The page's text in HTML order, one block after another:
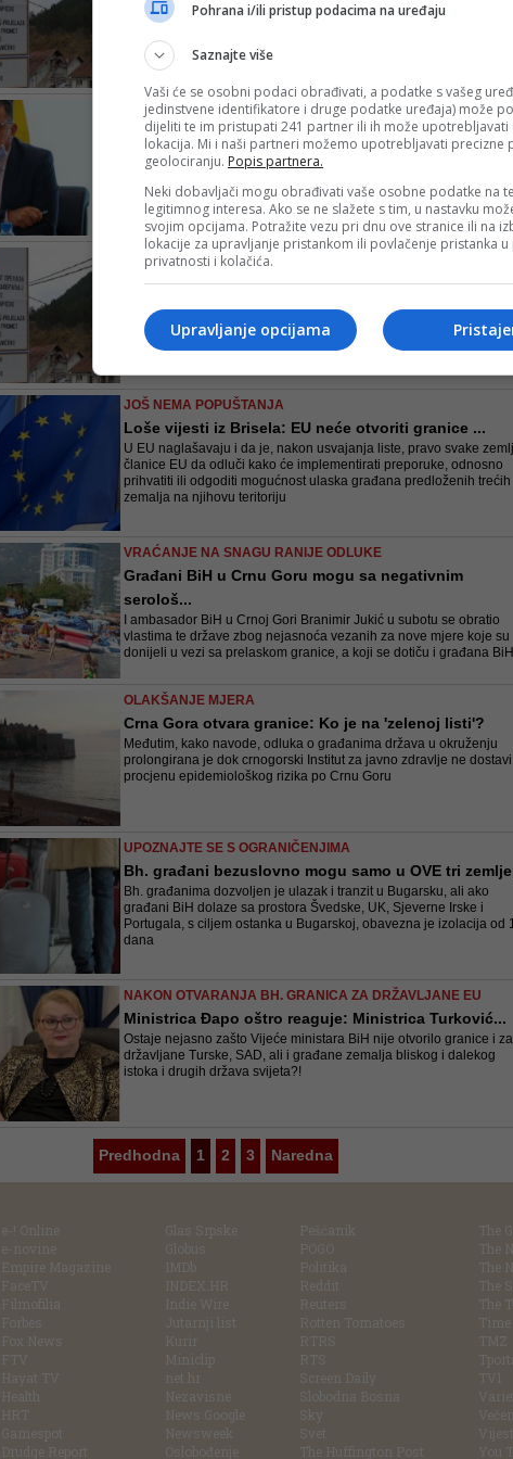
Stupanjem na snagu odluka Vijeća ministara, bit će normalizovan i
proces izdavanja viza
NAKON DANAŠNJEG SASTANKA
Tegeltija: Uskoro otvaranje granica za strance koj...
Naveo je i da je odlučeno da bude otvoren proces pregovora sa
MMF-om i da očekuju da misija te institucije u oktobru posjeti BiH
OTVARANJE
Državljani ove četiri zemlje još od aprila ne mogu...
dizanja rampe za državljane ovih zemalja u vrijeme pandemije
JOŠ NEMA POPUŠTANJA
Loše vijesti iz Brisela: EU neće otvoriti granice ...
U EU naglašavaju i da je, nakon usvajanja liste, pravo svake
članice EU da odluči kako će implementirati preporuke, odnosno
prihvatiti ili odgoditi mogućnost ulaska građana predloženih trećih
zemalja na njihovu teritoriju
VRAĆANJE NA SNAGU RANIJE ODLUKE
Građani BiH u Crnu Goru mogu sa negativnim
serološ...
I ambasador BiH u Crnoj Gori Branimir Jukić u subotu se obratio
vlastima te države zbog nejasnoća vezanih za nove mjere koje su
donijeli u vezi sa prelaskom granice, a koji se dotiču i građana BiH
OLAKŠANJE MJERA
Crna Gora otvara granice: Ko je na 'zelenoj listi'?
Međutim, kako navode, odluka o građanima država u okruženju
prolongirana je dok crnogorski Institut za javno zdravlje ne dostavi
procjenu epidemiološkog rizika po Crnu Goru
UPOZNAJTE SE S OGRANIČENJIMA
Bh. građani bezuslovno mogu samo u OVE tri
Bh. građanima dozvoljen je ulazak i tranzit u Bugarsku, ali ako
građani BiH dolaze sa prostora Švedske, UK, Sjeverne Irske i
Portugala, s ciljem ostanka u Bugarskoj, obavezna je izolacija od
dana
NAKON OTVARANJA BH. GRANICA ZA DRŽAVLJANE EU
Ministrica Đapo oštro reaguje: Ministrica Turković...
Ostaje nejasno zašto Vijeće ministara BiH nije otvorilo granice i za
državljane Turske, SAD, ali i građane zemalja bliskog i dalekog
istoka i drugih država svijeta?!
Predhodna 1 2 3 Naredna
e-! Online
e-novine
Empire Magazine
FaceTV
Filmofilia
Forbes
Fox News
FTV
Hayat TV
Health
HRT
Gamespot
Drudge Report
Glas Srpske
Globus
IMDb
INDEX.HR
Indie Wire
Jutarnji list
Kurir
Miniclip
net.hr
Nezavisne
News Google
Newsweek
Oslobođenje
Pešćanik
POGO
Politika
Reddit
Reuters
Rotten Tomatoes
RTRS
RTS
Screen Daily
Slobodna Bosna
Sky
Svet
The Huffington Post
The
The
The
The
The
Time
TMZ
TV1
You
Pohrana i/ili pristup podacima na uređaju
Saznajte više
Vaši će se osobni podaci obrađivati, a podatke s vašeg
jedinstvene identifikatore i druge podatke uređaja) može
dijeliti te im pristupati 241 partner ili ih može upotrebljavati
lokacija. Mi i naši partneri možemo upotrebljavati precizne
geolociranju. Popis partnera.
Neki dobavljači mogu obrađivati vaše osobne podatke na
legitimnog interesa. Ako se ne slažete s tim, u nastavku
svojim opcijama. Potražite vezu pri dnu ove stranice ili na
lokacije za upravljanje pristankom ili povlačenje pristanka u
privatnosti i kolačića.
Upravljanje opcijama